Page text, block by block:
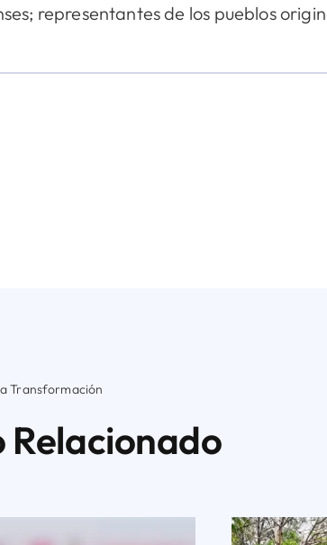
representantes de los pueblos
Transformación
Relacionado